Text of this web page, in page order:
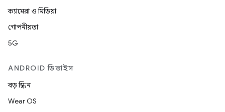
ক্যামেরা ও মিডিয়া
গোপনীয়তা
5G
ANDROID ডিভাইস
বড় স্ক্রিন
Wear OS